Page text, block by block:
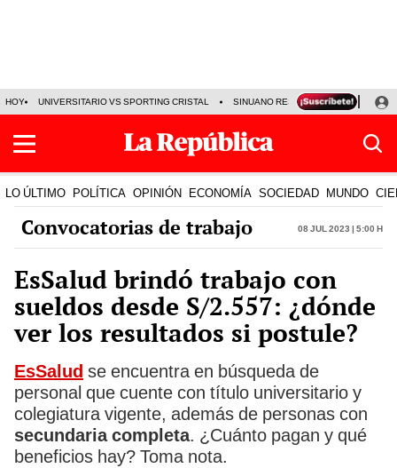
HOY UNIVERSITARIO VS SPORTING CRISTAL SINUANO RESULTADOS HOY
LO ÚLTIMO POLÍTICA OPINIÓN ECONOMÍA SOCIEDAD MUNDO
Convocatorias de trabajo 08 Jul 2023 | 5:00 h
EsSalud brindó trabajo con
sueldos desde S/2.557: ¿dónde
ver los resultados si postule?
EsSalud se encuentra en búsqueda de
personal que cuente con título universitario y
colegiatura vigente, además de personas con
secundaria completa. ¿Cuánto pagan y qué
beneficios hay? Toma nota.